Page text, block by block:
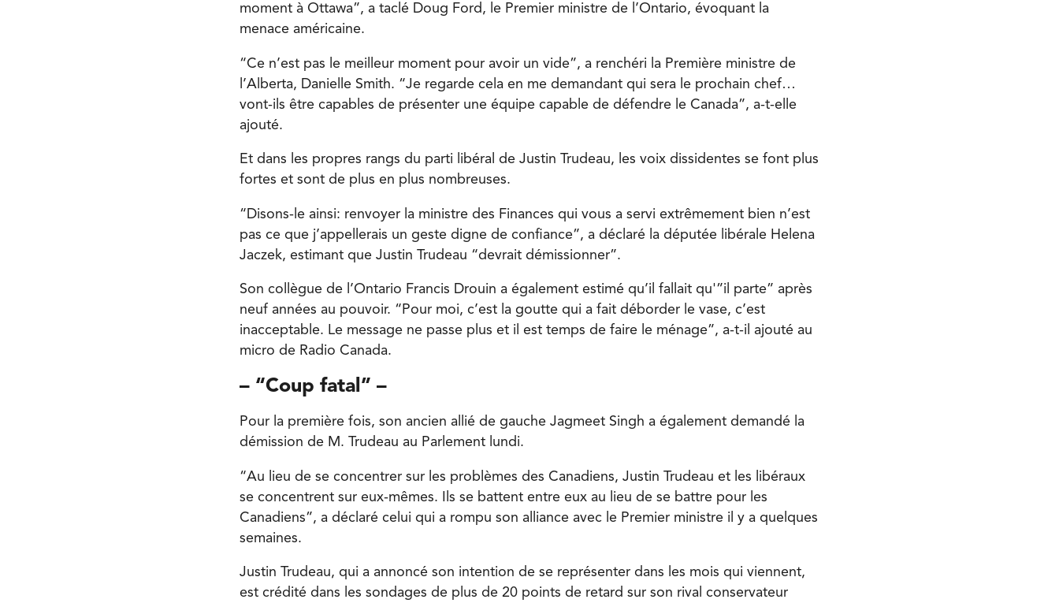
moment à Ottawa”, a taclé Doug Ford, le Premier ministre de l’Ontario, évoquant la
menace américaine.
“Ce n’est pas le meilleur moment pour avoir un vide”, a renchéri la Première ministre de
l’Alberta, Danielle Smith. “Je regarde cela en me demandant qui sera le prochain chef…
vont-ils être capables de présenter une équipe capable de défendre le Canada”, a-t-elle
ajouté.
Et dans les propres rangs du parti libéral de Justin Trudeau, les voix dissidentes se font plus
fortes et sont de plus en plus nombreuses.
“Disons-le ainsi: renvoyer la ministre des Finances qui vous a servi extrêmement bien n’est
pas ce que j’appellerais un geste digne de confiance”, a déclaré la députée libérale Helena
Jaczek, estimant que Justin Trudeau “devrait démissionner”.
Son collègue de l’Ontario Francis Drouin a également estimé qu’il fallait qu'”il parte” après
neuf années au pouvoir. “Pour moi, c’est la goutte qui a fait déborder le vase, c’est
inacceptable. Le message ne passe plus et il est temps de faire le ménage”, a-t-il ajouté au
micro de Radio Canada.
– “Coup fatal” –
Pour la première fois, son ancien allié de gauche Jagmeet Singh a également demandé la
démission de M. Trudeau au Parlement lundi.
“Au lieu de se concentrer sur les problèmes des Canadiens, Justin Trudeau et les libéraux
se concentrent sur eux-mêmes. Ils se battent entre eux au lieu de se battre pour les
Canadiens”, a déclaré celui qui a rompu son alliance avec le Premier ministre il y a quelques
semaines.
Justin Trudeau, qui a annoncé son intention de se représenter dans les mois qui viennent,
est crédité dans les sondages de plus de 20 points de retard sur son rival conservateur